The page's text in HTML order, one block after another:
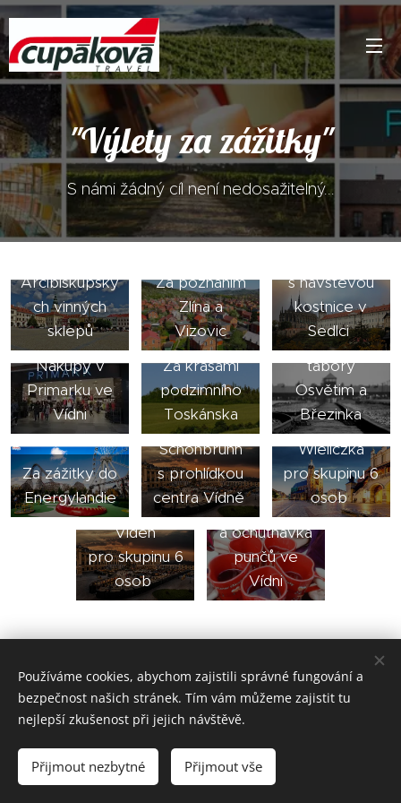
"Výlety za zážitky"
S námi žádný cíl není nedosažitelný...
Toulky
Kroměříží s
Arcibiskupský
ch vinných
sklepů
Za poznáním
Zlína a
Vizovic
s návštěvou
kostnice v
Sedlci
Nákupy v
Primarku ve
Vídni
Za krásami
podzimního
Toskánska
Koncentrační
tábory
Osvětim a
Březinka
Za zážitky do
Energylandie
Adventní
Schönbrunn
s prohlídkou
centra Vídně
Adventní
Krakow a
Wieliczka
pro skupinu 6
osob
Adventní
Vídeň
pro skupinu 6
osob
Předvánoční
nakupování
a ochutnávka
punčů ve
Vídni
© 2020 CupákováTravel. Pod bořím 37, 763 14 Zlín -
Cookies
Používáme cookies, abychom zajistili správné fungování a
bezpečnost našich stránek. Tím vám můžeme zajistit tu
nejlepší zkušenost při jejich návštěvě.
Přijmout nezbytné Přijmout vše